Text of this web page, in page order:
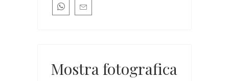
Mostra fotografica